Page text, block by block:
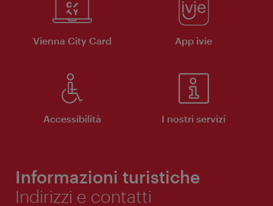
Vienna City Card App ivie
Accessibilità I nostri servizi
Informazioni turistiche
Indirizzi e contatti